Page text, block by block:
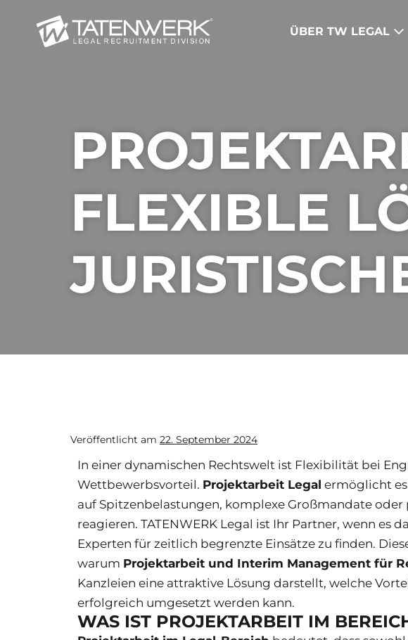
ÜBER TW LEGAL
FLEXIBLE
Veröffentlicht am 22. September 2024
In einer dynamischen Rechtswelt ist Flexibilität bei
Wettbewerbsvorteil. Projektarbeit Legal ermöglicht
auf Spitzenbelastungen, komplexe Großmandate oder
reagieren. TATENWERK Legal ist Ihr Partner, wenn es
Experten für zeitlich begrenzte Einsätze zu finden.
warum Projektarbeit und Interim Management für
Kanzleien eine attraktive Lösung darstellt, welche
erfolgreich umgesetzt werden kann.
WAS IST PROJEKTARBEIT IM